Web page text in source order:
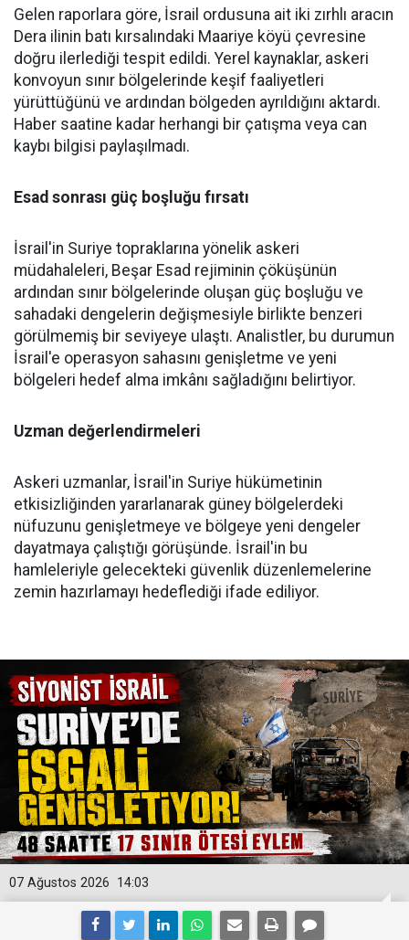
Gelen raporlara göre, İsrail ordusuna ait iki zırhlı aracın
Dera ilinin batı kırsalındaki Maariye köyü çevresine
doğru ilerlediği tespit edildi. Yerel kaynaklar, askeri
konvoyun sınır bölgelerinde keşif faaliyetleri
yürüttüğünü ve ardından bölgeden ayrıldığını aktardı.
Haber saatine kadar herhangi bir çatışma veya can
kaybı bilgisi paylaşılmadı.
Esad sonrası güç boşluğu fırsatı
İsrail'in Suriye topraklarına yönelik askeri
müdahaleleri, Beşar Esad rejiminin çöküşünün
ardından sınır bölgelerinde oluşan güç boşluğu ve
sahadaki dengelerin değişmesiyle birlikte benzeri
görülmemiş bir seviyeye ulaştı. Analistler, bu durumun
İsrail'e operasyon sahasını genişletme ve yeni
bölgeleri hedef alma imkânı sağladığını belirtiyor.
Uzman değerlendirmeleri
Askeri uzmanlar, İsrail'in Suriye hükümetinin
etkisizliğinden yararlanarak güney bölgelerdeki
nüfuzunu genişletmeye ve bölgeye yeni dengeler
dayatmaya çalıştığı görüşünde. İsrail'in bu
hamleleriyle gelecekteki güvenlik düzenlemelerine
zemin hazırlamayı hedeflediği ifade ediliyor.
14:03
07 Ağustos 2026